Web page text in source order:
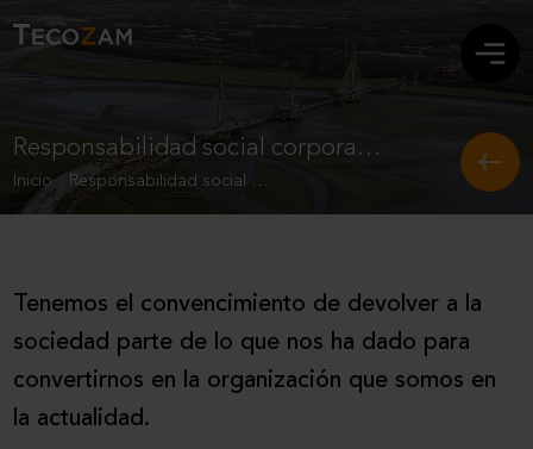
Responsabilidad social corporativa
Inicio . Responsabilidad social corporativa
Tenemos el convencimiento de devolver a la
sociedad parte de lo que nos ha dado para
convertirnos en la organización que somos en
la actualidad.